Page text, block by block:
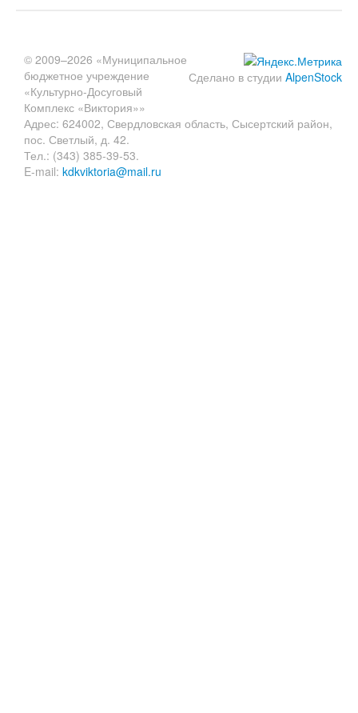
Сделано в студии AlpenStock
© 2009–2026 «Муниципальное
бюджетное учреждение
«Культурно-Досуговый
Комплекс «Виктория»»
Адрес: 624002, Свердловская область, Сысертский район,
пос. Светлый, д. 42.
Тел.: (343) 385-39-53.
E-mail: kdkviktoria@mail.ru